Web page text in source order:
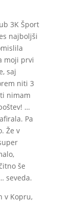
3K Šport
najboljši
moji prvi
saj
niti 3
nimam
…
Pa
Že v
še
seveda.
v Kopru,